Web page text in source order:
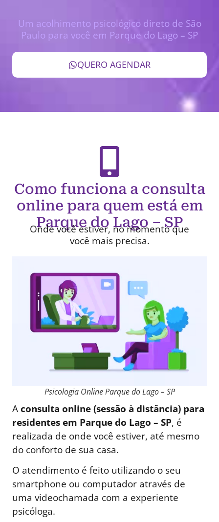
Um acolhimento psicológico direto de São
Paulo para você em Parque do Lago – SP
QUERO AGENDAR
Como funciona a consulta
online para quem está em
Parque do Lago – SP
Onde você estiver, no momento que
você mais precisa.
Psicologia Online Parque do Lago – SP
Aconsulta online (sessão à distância) para
residentes em Parque do Lago – SP, é
realizada de onde você estiver, até mesmo
do conforto de sua casa.
O atendimento é feito utilizando o seu
smartphone ou computador através de
uma videochamada com a experiente
psicóloga.